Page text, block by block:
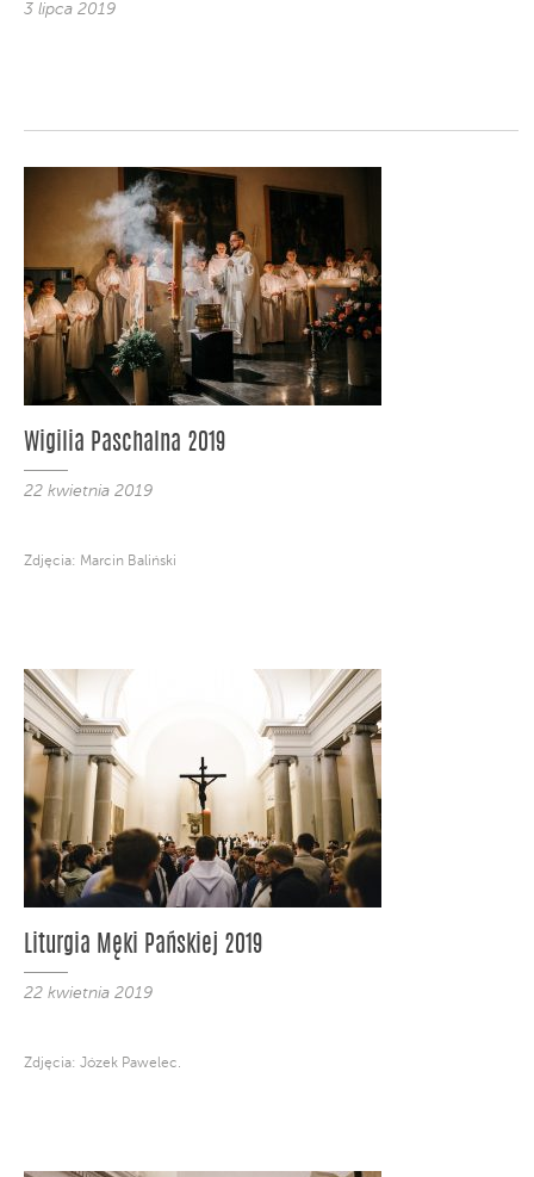
3 lipca 2019
Wigilia Paschalna 2019
22 kwietnia 2019
Zdjęcia: Marcin Baliński
Liturgia Męki Pańskiej 2019
22 kwietnia 2019
Zdjęcia: Józek Pawelec.